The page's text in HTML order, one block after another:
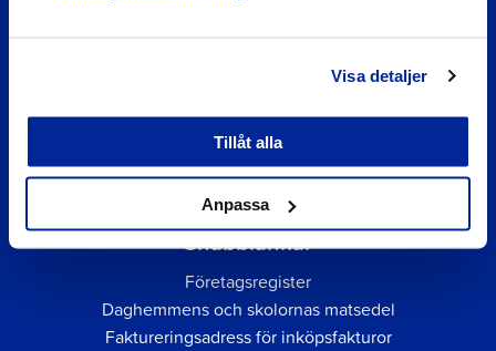
Visa detaljer
Tillåt alla
Anpassa
Snabblänkar
Företagsregister
Daghemmens och skolornas matsedel
Faktureringsadress för inköpsfakturor